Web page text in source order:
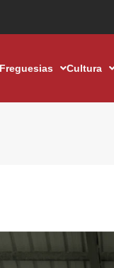
Freguesias Cultura